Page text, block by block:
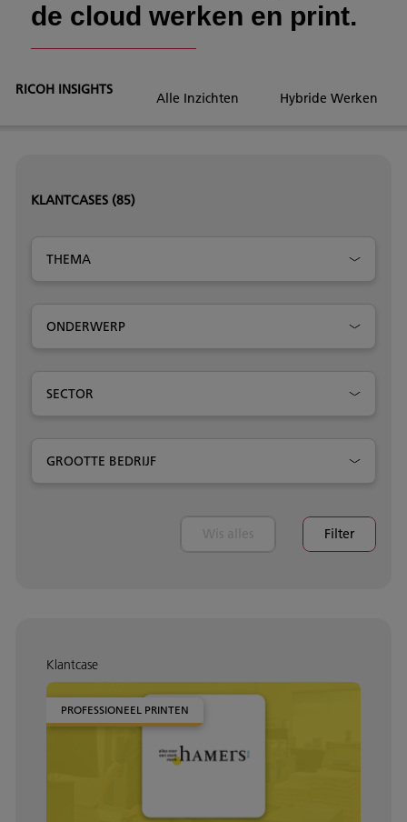
de cloud werken en print.
RICOH INSIGHTS
Alle Inzichten Hybride Werken
KLANTCASES (85)
THEMA
ONDERWERP
SECTOR
GROOTTE BEDRIJF
Filter
Klantcase
PROFESSIONEEL PRINTEN